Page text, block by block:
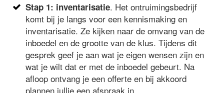
Stap 1: inventarisatie. Het ontruimingsbedrijf
komt bij je langs voor een kennismaking en
inventarisatie. Ze kijken naar de omvang van de
inboedel en de grootte van de klus. Tijdens dit
gesprek geef je aan wat je eigen wensen zijn en
wat je wilt dat er met de inboedel gebeurt. Na
afloop ontvang je een offerte en bij akkoord
plannen jullie een afspraak in.